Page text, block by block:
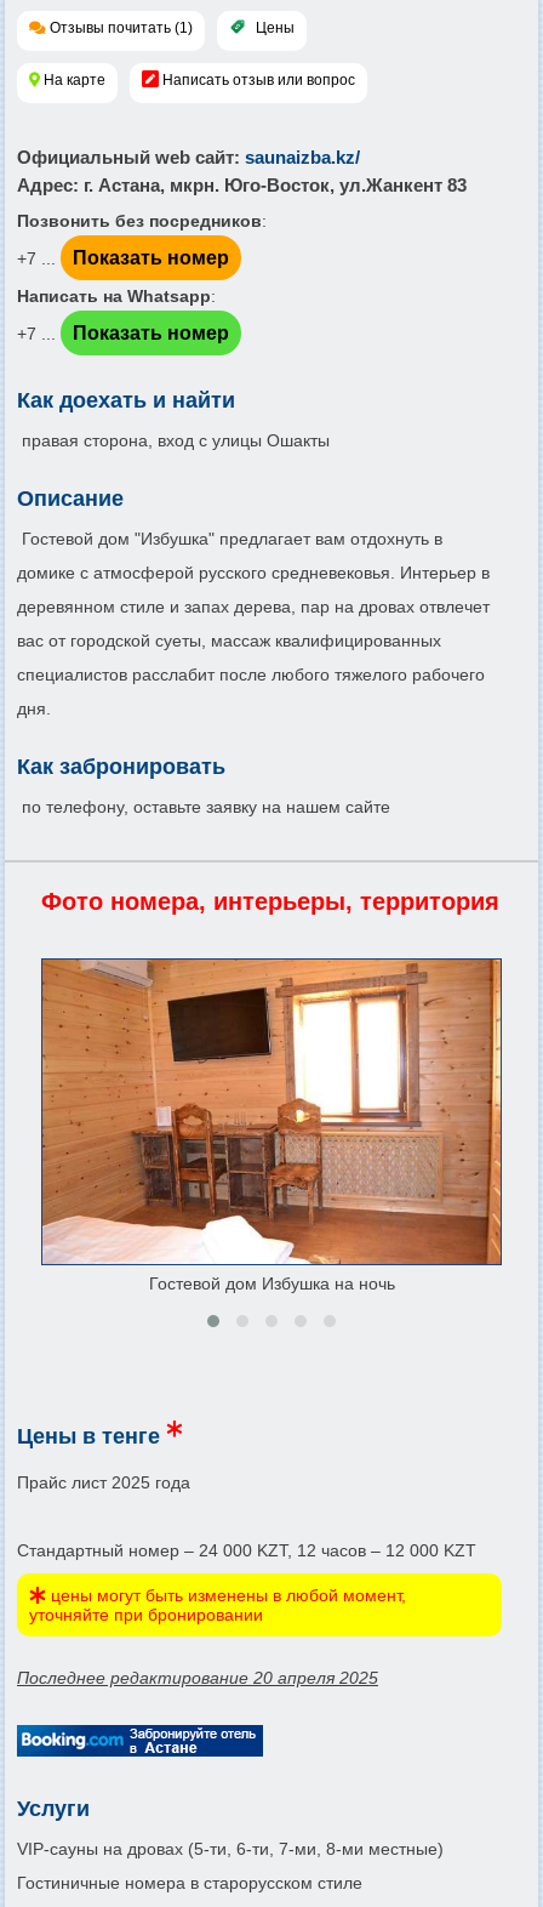
Отзывы почитать (1) Цены
На карте Написать отзыв или вопрос
Официальный web сайт: saunaizba.kz/
Адрес: г. Астана, мкрн. Юго-Восток, ул.Жанкент 83
Позвонить без посредников:
+7 ...
Показать номер
Написать на Whatsapp:
+7 ...
Показать номер
Как доехать и найти
правая сторона, вход с улицы Ошакты
Описание
Гостевой дом "Избушка" предлагает вам отдохнуть в
домике с атмосферой русского средневековья. Интерьер в
деревянном стиле и запах дерева, пар на дровах отвлечет
вас от городской суеты, массаж квалифицированных
специалистов расслабит после любого тяжелого рабочего
дня.
Как забронировать
по телефону, оставьте заявку на нашем сайте
Фото номера, интерьеры, территория
Гостевой дом Избушка на ночь
Цены в тенге
Прайс лист 2025 года
Стандартный номер – 24 000 KZT, 12 часов – 12 000 KZT
цены могут быть изменены в любой момент,
уточняйте при бронировании
Последнее редактирование 20 апреля 2025
Услуги
VIP-сауны на дровах (5-ти, 6-ти, 7-ми, 8-ми местные)
Гостиничные номера в старорусском стиле